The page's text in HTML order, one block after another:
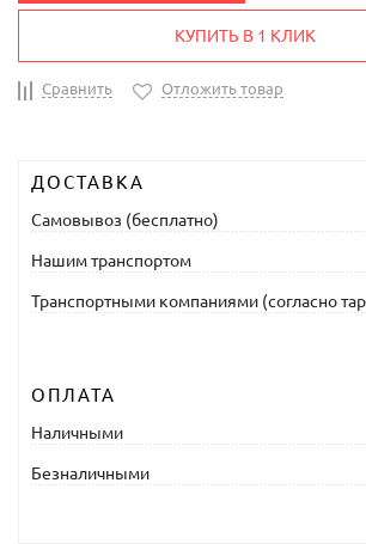
КУПИТЬ В 1 КЛИК
Сравнить Отложить товар
ДОСТАВКА
Самовывоз (бесплатно)
Нашим транспортом
Транспортными компаниями (согласно
ОПЛАТА
Наличными
Безналичными